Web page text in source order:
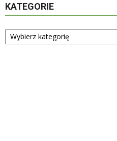
KATEGORIE
Kategorie